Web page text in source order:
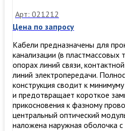
Арт: 021212
Цена по запросу
Кабели предназначены для
канализации (в пластмассовых
опорах линий связи,
линий электропередачи.
конструкция сводит к
и предотвращает короткое
прикосновения к фазному
центральный оптический
наложена наружная оболочка